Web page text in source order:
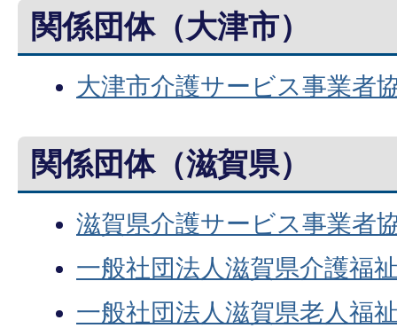
関係団体（大津市）
大津市介護サービス事業者
関係団体（滋賀県）
滋賀県介護サービス事業者
一般社団法人滋賀県介護福
一般社団法人滋賀県老人福